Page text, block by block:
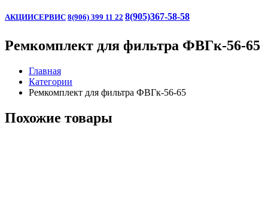
АКЦИИСЕРВИС 8(906) 399 11 22 8(905)367-58-58
Ремкомплект для фильтра ФВГк-56-65
Главная
Категории
Ремкомплект для фильтра ФВГк-56-65
Похожие товары